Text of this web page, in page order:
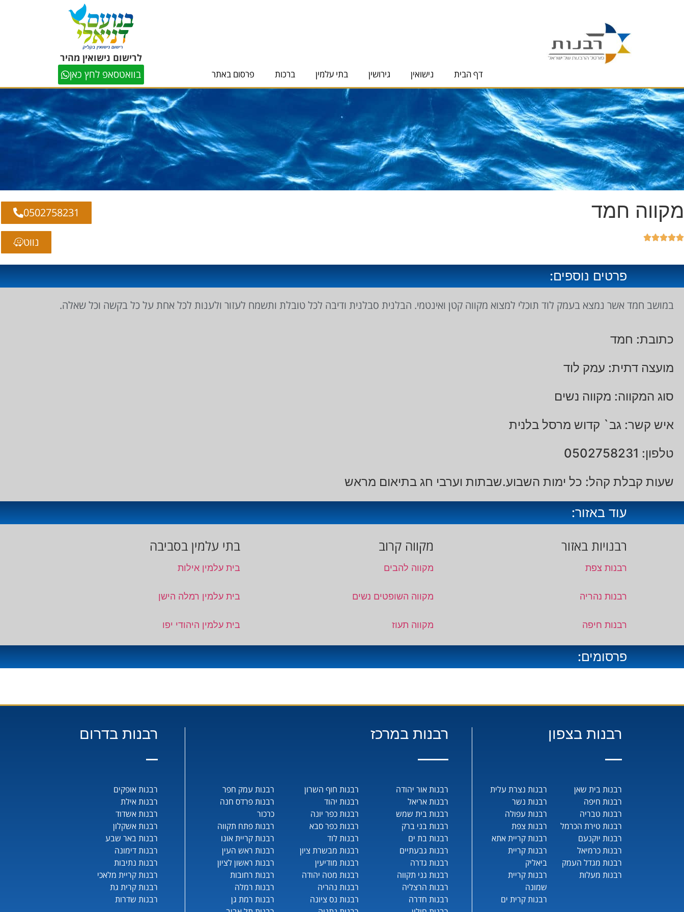
דף הבית נישואין גירושין בתי עלמין ברכות פרסום באתר
לרישום נישואין מהיר
בוואטסאפ לחץ כאן
מקווה חמד





0502758231
נווט
פרטים נוספים:
במושב חמד אשר נמצא בעמק לוד תוכלי למצוא מקווה קטן ואינטמי. הבלנית סבלנית ודיבה לכל טובלת ותשמח לעזור ולענות לכל אחת על כל בקשה וכל שאלה.
כתובת: חמד
מועצה דתית: עמק לוד
סוג המקווה: מקווה נשים
איש קשר: גב` קדוש מרסל בלנית
טלפון: 0502758231
שעות קבלת קהל: כל ימות השבוע.שבתות וערבי חג בתיאום מראש
עוד באזור:
רבנויות באזור
רבנות צפת
רבנות נהריה
רבנות חיפה
מקווה קרוב
מקווה להבים
מקווה השופטים נשים
מקווה תעוז
בתי עלמין בסביבה
בית עלמין אילות
בית עלמין רמלה הישן
בית עלמין היהודי יפו
פרסומים:
רבנות בצפון
רבנות בית שאן
רבנות חיפה
רבנות טבריה
רבנות טירת הכרמל
רבנות יוקנעם
רבנות כרמיאל
רבנות מגדל העמק
רבנות מעלות
רבנות נצרת עלית
רבנות נשר
רבנות עפולה
רבנות צפת
רבנות קריית אתא
רבנות קריית
ביאליק
רבנות קריית
שמונה
רבנות קרית ים
רבנות במרכז
רבנות אור יהודה
רבנות אריאל
רבנות בית שמש
רבנות בני ברק
רבנות בת ים
רבנות גבעתיים
רבנות גדרה
רבנות גני תקווה
רבנות הרצליה
רבנות חדרה
רבנות חוף השרון
רבנות יהוד
רבנות כפר יונה
רבנות כפר סבא
רבנות לוד
רבנות מבשרת ציון
רבנות מודיעין
רבנות מטה יהודה
רבנות נהריה
רבנות נס ציונה
רבנות עמק חפר
רבנות פרדס חנה
כרכור
רבנות פתח תקווה
רבנות קריית אונו
רבנות ראש העין
רבנות ראשון לציון
רבנות רחובות
רבנות רמלה
רבנות רמת גן
רבנות בדרום
רבנות אופקים
רבנות אילת
רבנות אשדוד
רבנות אשקלון
רבנות באר שבע
רבנות דימונה
רבנות נתיבות
רבנות קריית מלאכי
רבנות קרית גת
רבנות שדרות